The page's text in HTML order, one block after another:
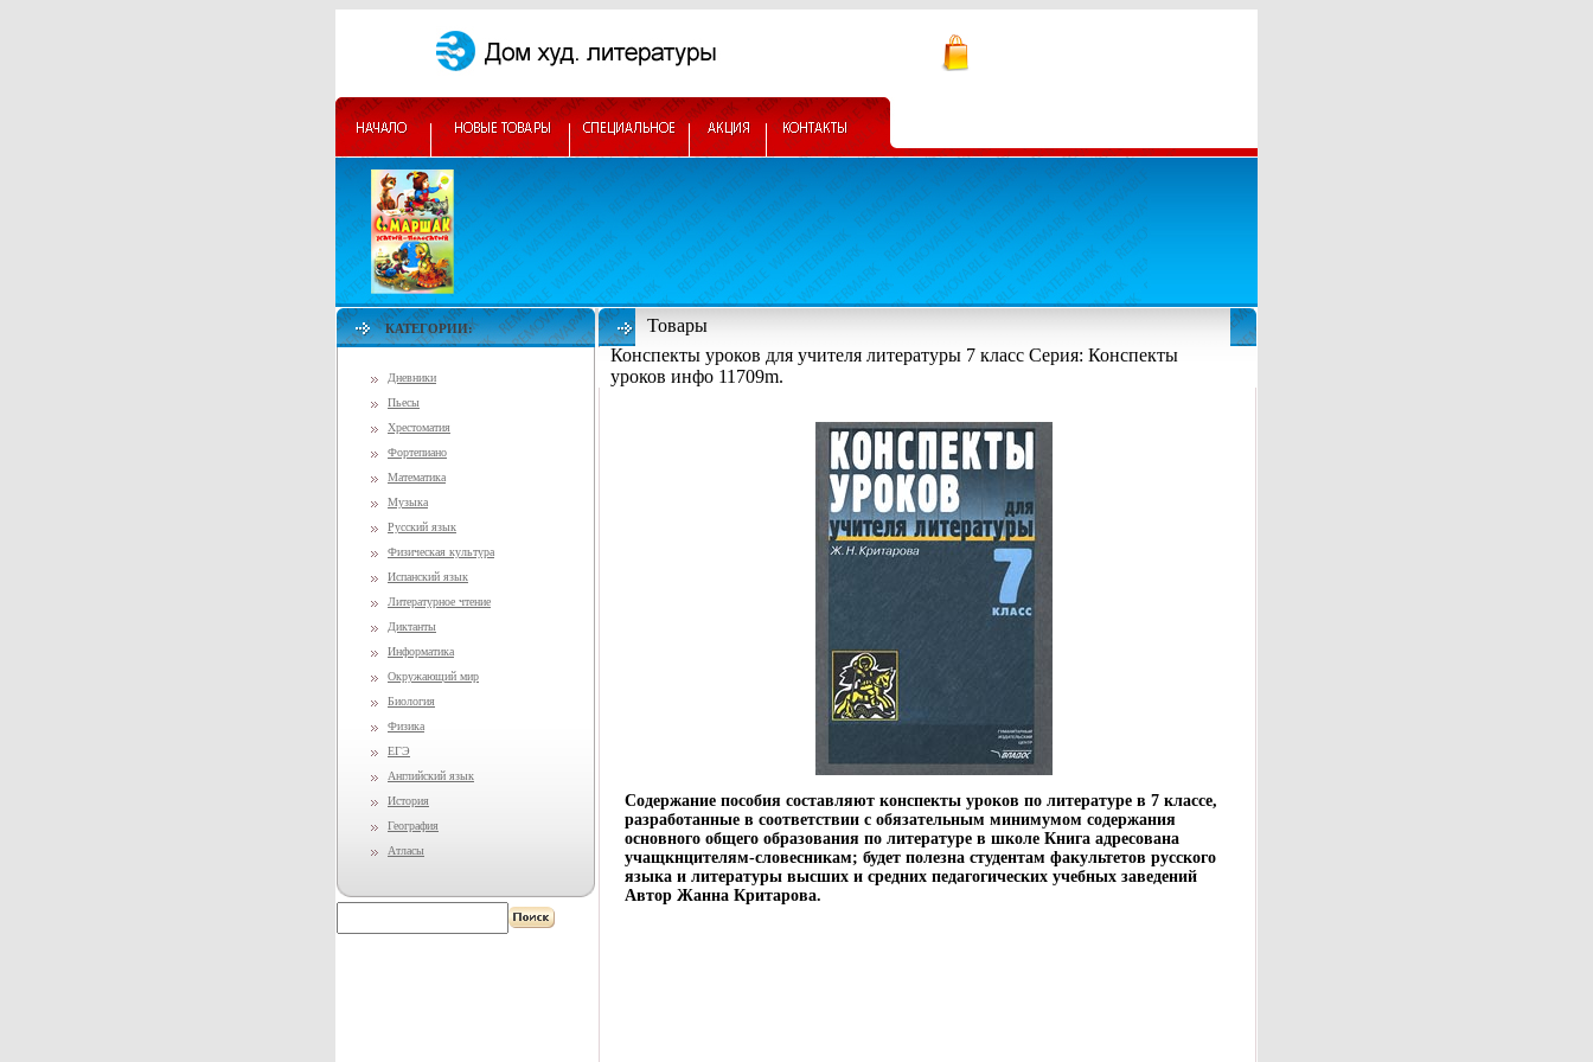
КАТЕГОРИИ:
Дневники
Пьесы
Хрестоматия
Фортепиано
Математика
Музыка
Русский язык
Физическая культура
Испанский язык
Литературное чтение
Диктанты
Информатика
Окружающий мир
Биология
Физика
ЕГЭ
Английский язык
История
География
Атласы
Товары
Конспекты уроков для учителя литературы 7 класс Серия: Конспекты
уроков инфо 11709m.
Содержание пособия составляют конспекты уроков по литературе в 7 классе,
разработанные в соответствии с обязательным минимумом содержания
основного общего образования по литературе в школе Книга адресована
учащкнцителям-словесникам; будет полезна студентам факультетов русского
языка и литературы высших и средних педагогических учебных заведений
Автор Жанна Критарова.